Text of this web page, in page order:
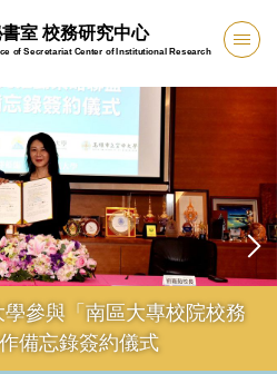
室 校務研究中心
of Secretariat Center of Institutional Research
參與「南區大專校院校務
備忘錄簽約儀式